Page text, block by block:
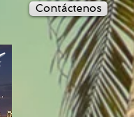
Contáctenos